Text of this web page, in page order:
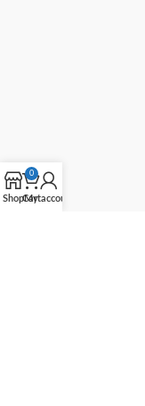
Shop
0
Cart
My account